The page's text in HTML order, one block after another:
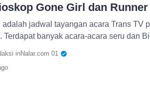
Gone Girl dan
adalah jadwal tayangan acara Trans TV
Terdapat banyak acara-acara seru dan
inNalar.com 01